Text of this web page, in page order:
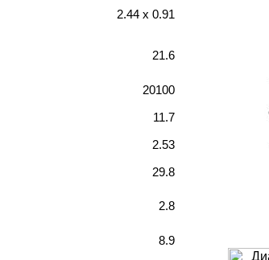
2.44 х 0.91
21.6
20100
11.7
2.53
29.8
2.8
8.9